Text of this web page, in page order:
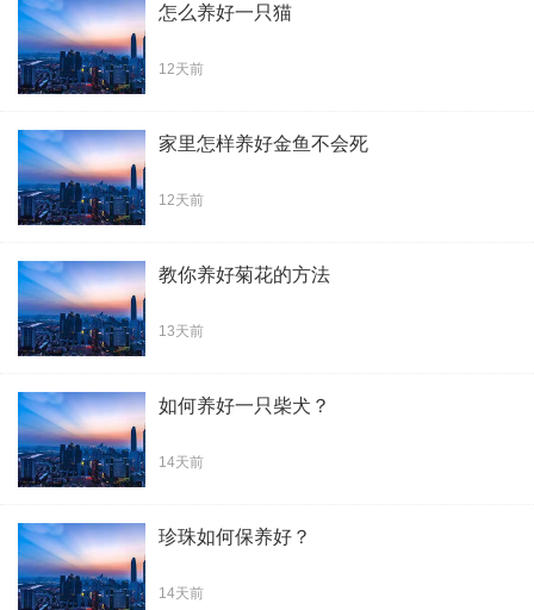
怎么养好一只猫
12天前
家里怎样养好金鱼不会死
12天前
教你养好菊花的方法
13天前
如何养好一只柴犬？
14天前
珍珠如何保养好？
14天前